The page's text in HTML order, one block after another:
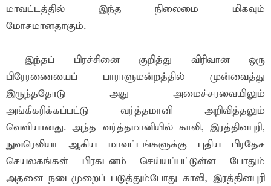
மாவட்டத்தில் இந்த நிலைமை மிகவும்
மோசமானதாகும்.
இந்தப் பிரச்சினை குறித்து விரிவான ஒரு
பிரேரணையைப் பாராளுமன்றத்தில் முன்வைத்து
இருந்ததோடு அது அமைச்சரவையிலும்
அங்கீகரிக்கப்பட்டு வர்த்தமானி அறிவித்தலும்
வெளியானது. அந்த வர்த்தமானியில் காலி, இரத்தினபுரி,
நுவரெலியா ஆகிய மாவட்டங்களுக்கு புதிய பிரதேச
செயலகங்கள் பிரகடனம் செய்யப்பட்டுள்ள போதும்
அதனை நடைமுறைப் படுத்தும்போது காலி, இரத்தினபுரி